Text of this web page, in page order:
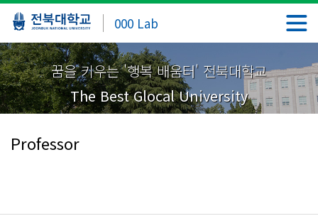
000 Lab
꿈을 키우는 '행복 배움터' 전북대학교
The Best Glocal University
Professor